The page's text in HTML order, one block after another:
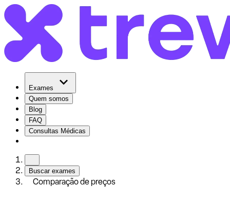
Exames
Quem somos
Blog
FAQ
Consultas Médicas
Buscar exames
Comparação de preços